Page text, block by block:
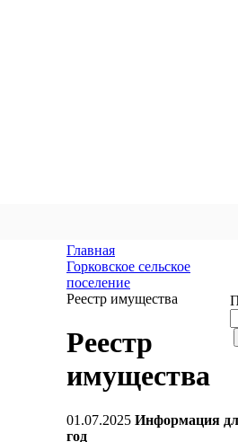
Главная
Горковское сельское
поселение
Реестр имущества
Реестр
имущества
01.07.2025 Информация
год